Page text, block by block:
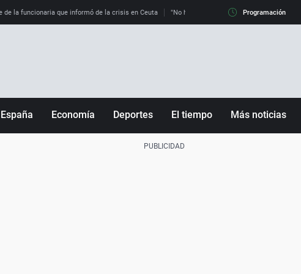
de la funcionaria que informó de la crisis en Ceuta "No hay mafias, que no nos engañen":
Programación
España Economía Deportes El tiempo Más noticias